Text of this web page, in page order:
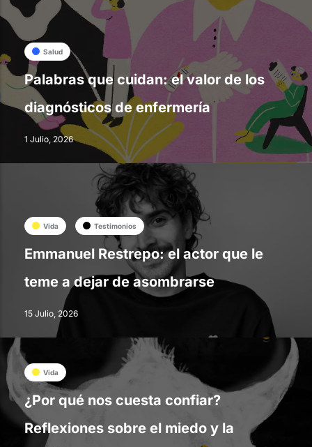
Salud
Palabras que cuidan: el valor de los
diagnósticos de enfermería
1 Julio, 2026
Vida Testimonios
Emmanuel Restrepo: el actor que le
teme a dejar de asombrarse
15 Julio, 2026
Vida
¿Por qué nos cuesta confiar?
Reflexiones sobre el miedo y la